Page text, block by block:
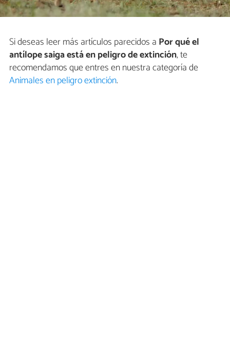
Si deseas leer más artículos parecidos a Por qué el
antílope saiga está en peligro de extinción, te
recomendamos que entres en nuestra categoría de
Animales en peligro extinción.